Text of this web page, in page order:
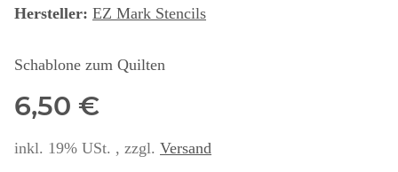
Hersteller: EZ Mark Stencils
Schablone zum Quilten
6,50 €
inkl. 19% USt. , zzgl. Versand